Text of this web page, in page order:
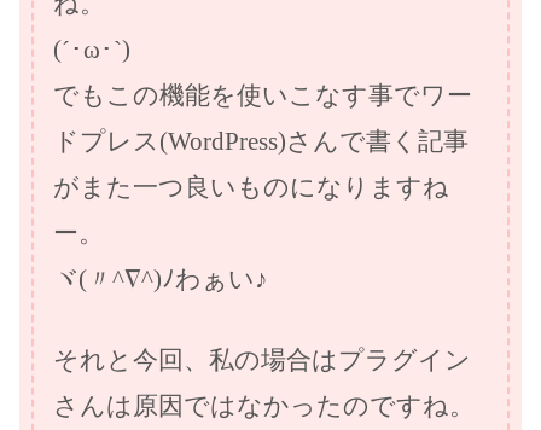
(´･ω･`)
でもこの機能を使いこなす事でワー
ドプレス(WordPress)さんで書く記事
がまた一つ良いものになりますね
ー。
ヾ(〃^∇^)ﾉわぁい♪
それと今回、私の場合はプラグイン
さんは原因ではなかったのですね。